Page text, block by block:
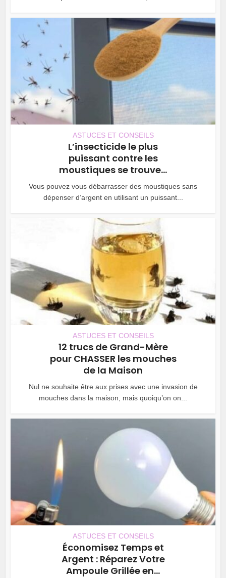
ASTUCES ET CONSEILS
L’insecticide le plus
puissant contre les
moustiques se trouve...
Vous pouvez vous débarrasser des moustiques sans
dépenser d’argent en utilisant un puissant...
ASTUCES ET CONSEILS
12 trucs de Grand-Mère
pour CHASSER les mouches
de la Maison
Nul ne souhaite être aux prises avec une invasion de
mouches dans la maison, mais quoiqu’on on...
ASTUCES ET CONSEILS
Économisez Temps et
Argent : Réparez Votre
Ampoule Grillée en...